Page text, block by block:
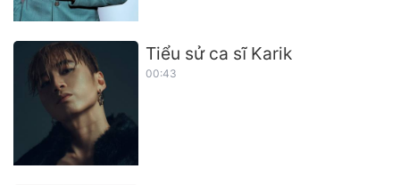
Tiểu sử ca sĩ Karik
00:43